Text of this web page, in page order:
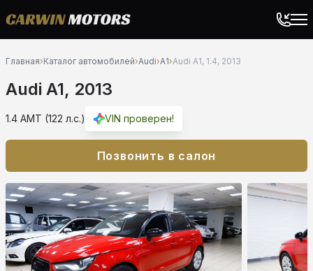
Главная›Каталог автомобилей›Audi›A1›Audi A1, 1.4, 2013
Audi A1, 2013
1.4 AMT (122 л.с.) VIN проверен!
Позвонить в салон